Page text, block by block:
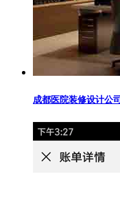
成都医院装修设计公